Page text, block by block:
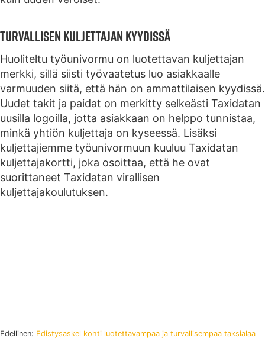
Turvallisen kuljettajan kyydissä
Huoliteltu työunivormu on luotettavan kuljettajan
merkki, sillä siisti työvaatetus luo asiakkaalle
varmuuden siitä, että hän on ammattilaisen kyydissä.
Uudet takit ja paidat on merkitty selkeästi Taxidatan
uusilla logoilla, jotta asiakkaan on helppo tunnistaa,
minkä yhtiön kuljettaja on kyseessä. Lisäksi
kuljettajiemme työunivormuun kuuluu Taxidatan
kuljettajakortti, joka osoittaa, että he ovat
suorittaneet Taxidatan virallisen
kuljettajakoulutuksen.
Edellinen: Edistysaskel kohti luotettavampaa ja turvallisempaa taksialaa